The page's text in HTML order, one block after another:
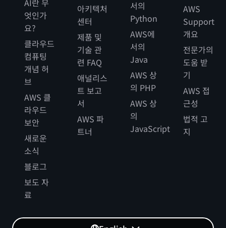
AI란 무
엇인가
요?
클라우드
컴퓨팅
개념 허
브
AWS 클
라우드
보안
새로운
소식
블로그
보도 자
료
아키텍처
센터
제품 및
기술 관
련 FAQ
애널리스
트 보고
서
AWS 파
트너
서의
Python
AWS에
서의
Java
AWS 상
의 PHP
AWS 상
의
JavaScript
AWS
Support
개요
전문가의
도움 받
기
AWS 접
근성
법적 고
지